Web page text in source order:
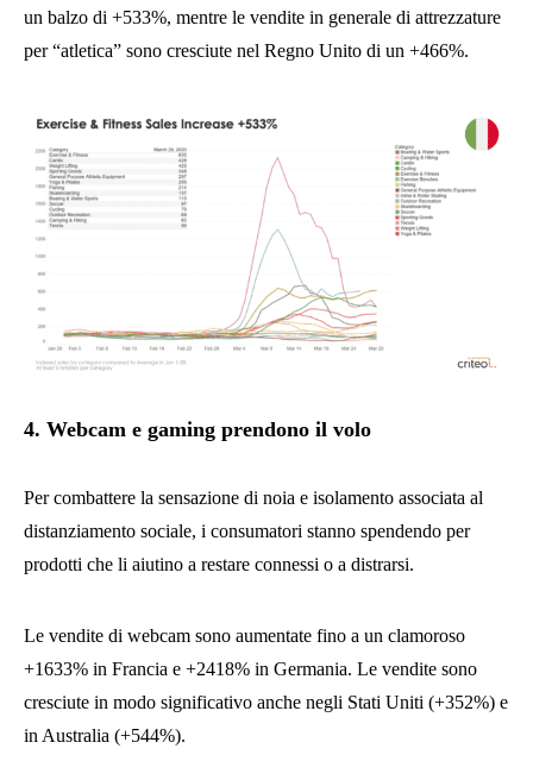
un balzo di +533%, mentre le vendite in generale di attrezzature
per “atletica” sono cresciute nel Regno Unito di un +466%.
4. Webcam e gaming prendono il volo
Per combattere la sensazione di noia e isolamento associata al
distanziamento sociale, i consumatori stanno spendendo per
prodotti che li aiutino a restare connessi o a distrarsi.
Le vendite di webcam sono aumentate fino a un clamoroso
+1633% in Francia e +2418% in Germania. Le vendite sono
cresciute in modo significativo anche negli Stati Uniti (+352%) e
in Australia (+544%).